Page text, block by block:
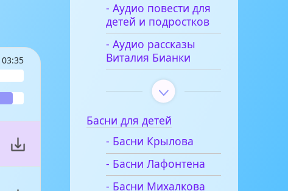
03:35
- Аудио повести для
детей и подростков
- Аудио рассказы
Виталия Бианки
Басни для детей
- Басни Крылова
- Басни Лафонтена
- Басни Михалкова